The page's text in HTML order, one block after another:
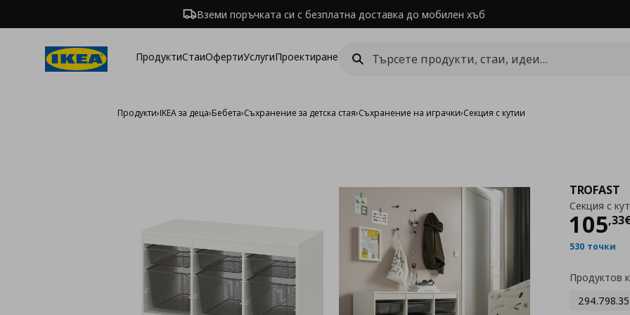
Вземи поръчката си с безплатна доставка до мобилен хъб
ПродуктиСтаиОфертиУслугиПроектиране
Продукти›IKEA за деца›Бебета›Съхранение за детска стая›Съхранение на играчки›Секция с кутии
TROFAST
Секция с
105,33
530 точки
Продуктов
294.798.35